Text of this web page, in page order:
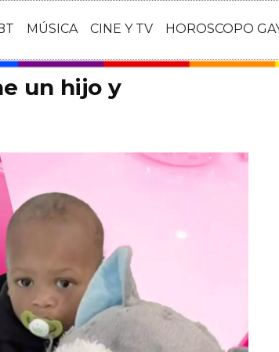
MÚSICA CINE Y TV HOROSCOPO
un hijo y